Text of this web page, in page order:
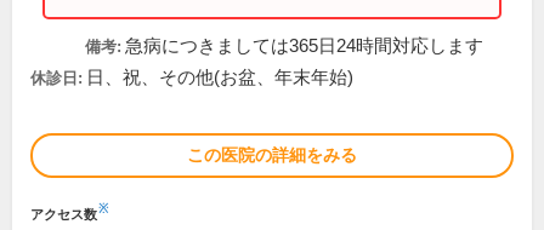
備考: 急病につきましては365日24時間対応します
休診日: 日、祝、その他(お盆、年末年始)
この医院の詳細をみる
アクセス数※